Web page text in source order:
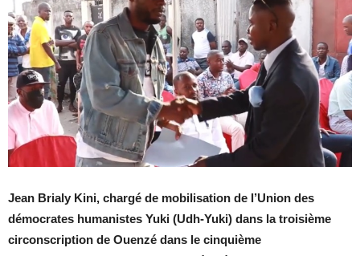
Jean Brialy Kini, chargé de mobilisation de l’Union des
démocrates humanistes Yuki (Udh-Yuki) dans la troisième
circonscription de Ouenzé dans le cinquième